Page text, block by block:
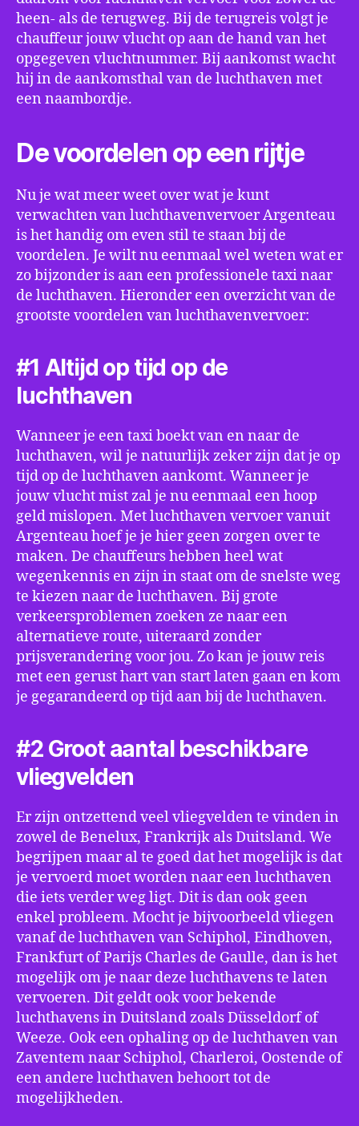
heen- als de terugweg. Bij de terugreis volgt je
chauffeur jouw vlucht op aan de hand van het
opgegeven vluchtnummer. Bij aankomst wacht
hij in de aankomsthal van de luchthaven met
een naambordje.
De voordelen op een rijtje
Nu je wat meer weet over wat je kunt
verwachten van luchthavenvervoer Argenteau
is het handig om even stil te staan bij de
voordelen. Je wilt nu eenmaal wel weten wat er
zo bijzonder is aan een professionele taxi naar
de luchthaven. Hieronder een overzicht van de
grootste voordelen van luchthavenvervoer:
#1 Altijd op tijd op de
luchthaven
Wanneer je een taxi boekt van en naar de
luchthaven, wil je natuurlijk zeker zijn dat je op
tijd op de luchthaven aankomt. Wanneer je
jouw vlucht mist zal je nu eenmaal een hoop
geld mislopen. Met luchthaven vervoer vanuit
Argenteau hoef je je hier geen zorgen over te
maken. De chauffeurs hebben heel wat
wegenkennis en zijn in staat om de snelste weg
te kiezen naar de luchthaven. Bij grote
verkeersproblemen zoeken ze naar een
alternatieve route, uiteraard zonder
prijsverandering voor jou. Zo kan je jouw reis
met een gerust hart van start laten gaan en kom
je gegarandeerd op tijd aan bij de luchthaven.
#2 Groot aantal beschikbare
vliegvelden
Er zijn ontzettend veel vliegvelden te vinden in
zowel de Benelux, Frankrijk als Duitsland. We
begrijpen maar al te goed dat het mogelijk is dat
je vervoerd moet worden naar een luchthaven
die iets verder weg ligt. Dit is dan ook geen
enkel probleem. Mocht je bijvoorbeeld vliegen
vanaf de luchthaven van Schiphol, Eindhoven,
Frankfurt of Parijs Charles de Gaulle, dan is het
mogelijk om je naar deze luchthavens te laten
vervoeren. Dit geldt ook voor bekende
luchthavens in Duitsland zoals Düsseldorf of
Weeze. Ook een ophaling op de luchthaven van
Zaventem naar Schiphol, Charleroi, Oostende of
een andere luchthaven behoort tot de
mogelijkheden.